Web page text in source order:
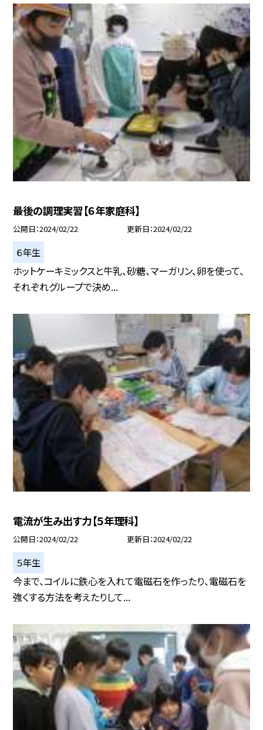
最後の調理実習【６年家庭科】
公開日 2024/02/22 更新日 2024/02/22
６年生
ホットケーキミックスと牛乳、砂糖、マーガリン、卵を使って、
それぞれグループで決め...
電流が生み出す力【５年理科】
公開日 2024/02/22 更新日 2024/02/22
５年生
今まで、コイルに鉄心を入れて電磁石を作ったり、電磁石を
強くする方法を考えたりして...